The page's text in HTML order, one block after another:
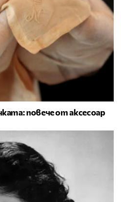
повече от аксесоар